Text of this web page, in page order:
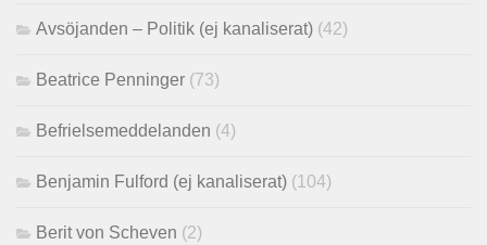
Avsöjanden – Politik (ej kanaliserat) (42)
Beatrice Penninger (73)
Befrielsemeddelanden (4)
Benjamin Fulford (ej kanaliserat) (104)
Berit von Scheven (2)